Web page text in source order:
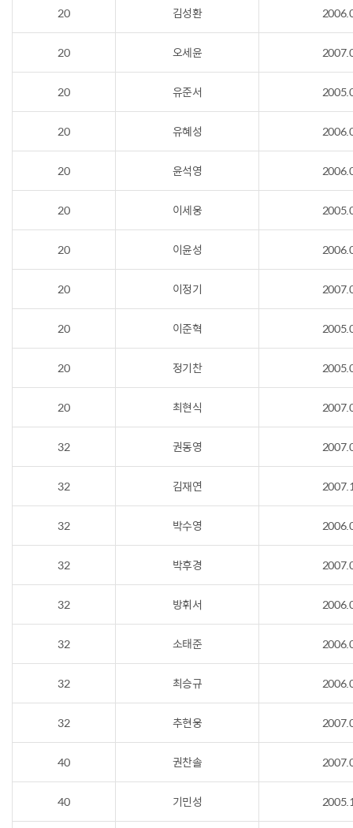
20 김성환
20 오세윤
20 유준서
20 유혜성
20 윤석영
20 이세웅
20 이윤성
20 이정기
20 이준혁
20 정기찬
20 최현식
32 권동영
32 김재연
32 박수영
32 박후경
32 방휘서
32 소태준
32 최승규
32 추현웅
40 권찬솔
40 기민성